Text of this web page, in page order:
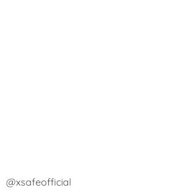
@xsafeofficial